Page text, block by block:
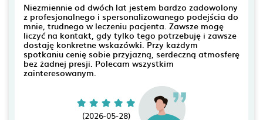
Niezmiennie od dwóch lat jestem bardzo zadowolony
z profesjonalnego i spersonalizowanego podejścia do
mnie, trudnego w leczeniu pacjenta. Zawsze mogę
liczyć na kontakt, gdy tylko tego potrzebuję i zawsze
dostaję konkretne wskazówki. Przy każdym
spotkaniu cenię sobie przyjazną, serdeczną atmosferę
bez żadnej presji. Polecam wszystkim
zainteresowanym.
(2026-05-28)